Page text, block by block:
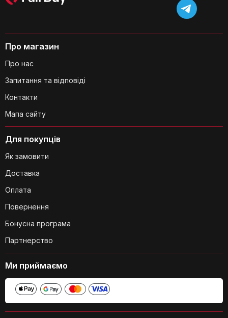
чоловіків і жінок?
депілятора?
Чи потрібно змащувати леза
депілятора?
Для покупців
Як замовити
Доставка
Оплата
Повернення
Бонусна програма
Партнерство
Про магазин
Про нас
Запитання та відповіді
Контакти
Мапа сайту
Ми приймаємо